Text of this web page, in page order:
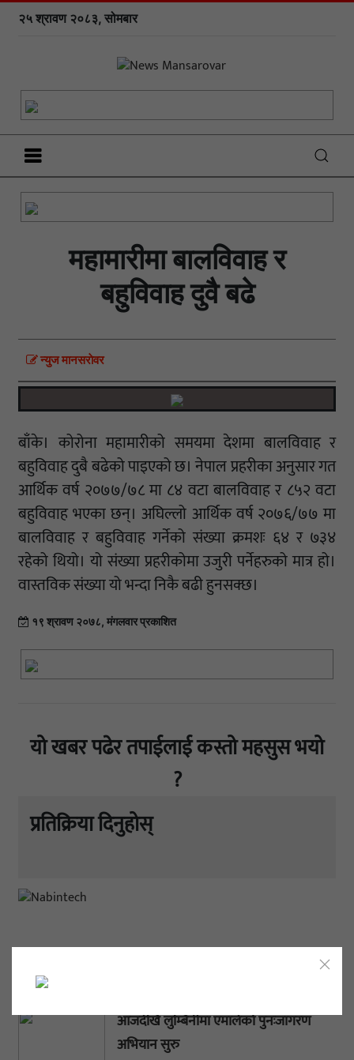
२५ श्रावण २०८३, सोमबार
महामारीमा बालविवाह र
बहुविवाह दुवै बढे
न्युज मानसराेवर
बाँके। कोरोना महामारीको समयमा देशमा बालविवाह र
बहुविवाह दुबै बढेको पाइएको छ। नेपाल प्रहरीका अनुसार गत
आर्थिक वर्ष २०७७/७८ मा ८४ वटा बालविवाह र ८५२ वटा
बहुविवाह भएका छन्। अघिल्लो आर्थिक वर्ष २०७६/७७ मा
बालविवाह र बहुविवाह गर्नेको संख्या क्रमशः ६४ र ७३४
रहेको थियो। यो संख्या प्रहरीकोमा उजुरी पर्नेहरुको मात्र हो।
वास्तविक संख्या यो भन्दा निकै बढी हुनसक्छ।
१९ श्रावण २०७८, मंगलवार प्रकाशित
यो खबर पढेर तपाईलाई कस्तो महसुस भयो
?
प्रतिक्रिया दिनुहोस्
ताजा अपडेट
आजदेखि लुम्बिनीमा एमालेको पुनःजागरण
अभियान सुरु